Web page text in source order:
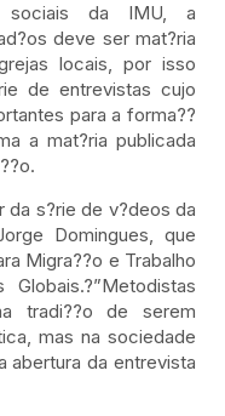
sociais da IMU, a
deve ser mat?ria
locais, por isso
de entrevistas cujo
para a forma??
a mat?ria publicada
da s?rie de v?deos da
Domingues, que
Migra??o e Trabalho
tradi??o de serem
mas na sociedade
abertura da entrevista